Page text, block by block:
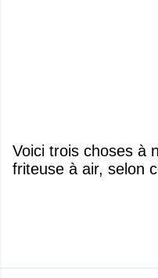
Voici trois choses à
friteuse à air, selon